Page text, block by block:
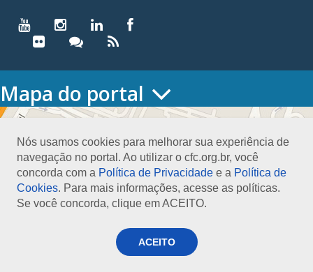
Nós usamos cookies para melhorar sua experiência de
navegação no portal. Ao utilizar o cfc.org.br, você
concorda com a Política de Privacidade e a Política de
Cookies. Para mais informações, acesse as políticas.
Se você concorda, clique em ACEITO.
ACEITO
Mapa do portal
HOME
Conselho Diretor
Nossa Sede
Planejamento
Organograma
Medalha João Lyra